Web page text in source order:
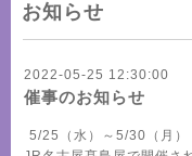
お知らせ
2022-05-25 12:30:00
催事のお知らせ
5/25（水）～5/30（月）